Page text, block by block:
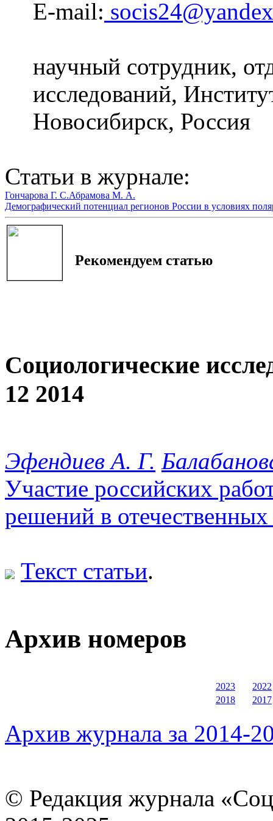
E-mail:
научный сотрудник,
исследований,
Новосибирск, Россия
Статьи в журнале:
Гончарова Г. С.Абрамова М. А.
Демографический потенциал регионов России в условиях
Рекомендуем статью
Социологические
12 2014
Эфендиев А. Г.
Участие российских
решений в
Текст статьи.
Архив номеров
2023
2022
2018
2017
Архив журнала за 2014-
© Редакция журнала